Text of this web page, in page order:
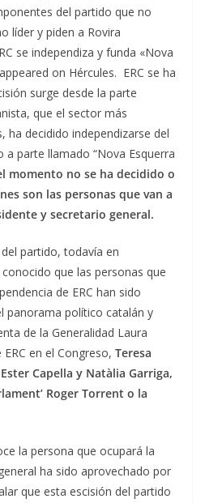
del partido que no
líder y piden a Rovira
se independiza y funda «Nova
on Hércules. ERC se ha
surge desde la parte
que el sector más
ha decidido independizarse del
parte llamado “Nova Esquerra
momento no se ha decidido o
son las personas que van a
y secretario general.
partido, todavía en
que las personas que
de ERC han sido
panorama político catalán y
de la Generalidad Laura
en el Congreso, Teresa
Capella y Natàlia Garriga,
Roger Torrent o la
la persona que ocupará la
ha sido aprovechado por
que esta escisión del partido